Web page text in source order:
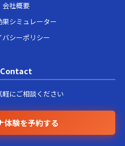
会社概要
果シミュレーター
バシーポリシー
Contact
軽にご相談ください
体験を予約する